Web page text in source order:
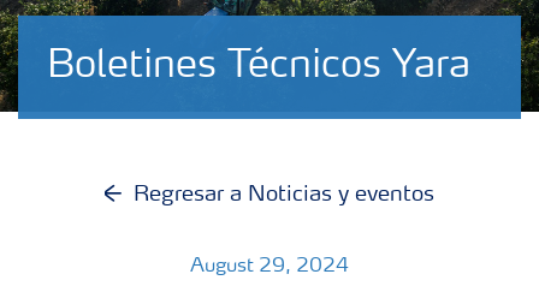
Boletines Técnicos Yara
Regresar a Noticias y eventos
August 29, 2024